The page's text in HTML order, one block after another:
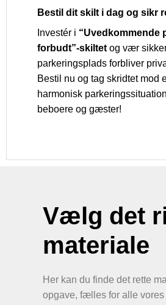
Bestil dit skilt i dag og sikr
Investér i “Uvedkommende
forbudt”-skiltet og vær
parkeringsplads forbliver
Bestil nu og tag skridtet mod
harmonisk
beboere og gæster!
Vælg det
materiale
Her kan du finde det rette
opgave, fælles for alle vores